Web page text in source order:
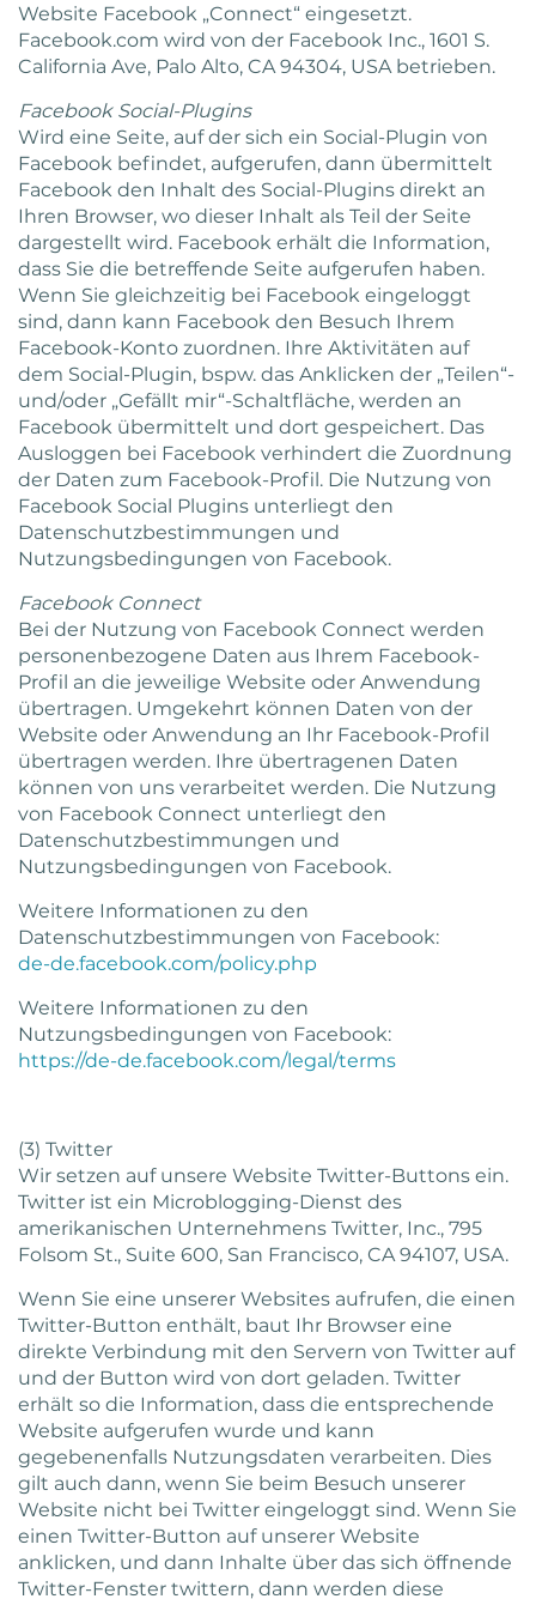
Website Facebook „Connect“ eingesetzt.
Facebook.com wird von der Facebook Inc., 1601 S.
California Ave, Palo Alto, CA 94304, USA betrieben.
Facebook Social-Plugins
Wird eine Seite, auf der sich ein Social-Plugin von
Facebook befindet, aufgerufen, dann übermittelt
Facebook den Inhalt des Social-Plugins direkt an
Ihren Browser, wo dieser Inhalt als Teil der Seite
dargestellt wird. Facebook erhält die Information,
dass Sie die betreffende Seite aufgerufen haben.
Wenn Sie gleichzeitig bei Facebook eingeloggt
sind, dann kann Facebook den Besuch Ihrem
Facebook-Konto zuordnen. Ihre Aktivitäten auf
dem Social-Plugin, bspw. das Anklicken der „Teilen“-
und/oder „Gefällt mir“-Schaltfläche, werden an
Facebook übermittelt und dort gespeichert. Das
Ausloggen bei Facebook verhindert die Zuordnung
der Daten zum Facebook-Profil. Die Nutzung von
Facebook Social Plugins unterliegt den
Datenschutzbestimmungen und
Nutzungsbedingungen von Facebook.
Facebook Connect
Bei der Nutzung von Facebook Connect werden
personenbezogene Daten aus Ihrem Facebook-
Profil an die jeweilige Website oder Anwendung
übertragen. Umgekehrt können Daten von der
Website oder Anwendung an Ihr Facebook-Profil
übertragen werden. Ihre übertragenen Daten
können von uns verarbeitet werden. Die Nutzung
von Facebook Connect unterliegt den
Datenschutzbestimmungen und
Nutzungsbedingungen von Facebook.
Weitere Informationen zu den
Datenschutzbestimmungen von Facebook:
de-de.facebook.com/policy.php
Weitere Informationen zu den
Nutzungsbedingungen von Facebook:
https://de-de.facebook.com/legal/terms
(3) Twitter
Wir setzen auf unsere Website Twitter-Buttons ein.
Twitter ist ein Microblogging-Dienst des
amerikanischen Unternehmens Twitter, Inc., 795
Folsom St., Suite 600, San Francisco, CA 94107, USA.
Wenn Sie eine unserer Websites aufrufen, die einen
Twitter-Button enthält, baut Ihr Browser eine
direkte Verbindung mit den Servern von Twitter auf
und der Button wird von dort geladen. Twitter
erhält so die Information, dass die entsprechende
Website aufgerufen wurde und kann
gegebenenfalls Nutzungsdaten verarbeiten. Dies
gilt auch dann, wenn Sie beim Besuch unserer
Website nicht bei Twitter eingeloggt sind. Wenn Sie
einen Twitter-Button auf unserer Website
anklicken, und dann Inhalte über das sich öffnende
Twitter-Fenster twittern, dann werden diese